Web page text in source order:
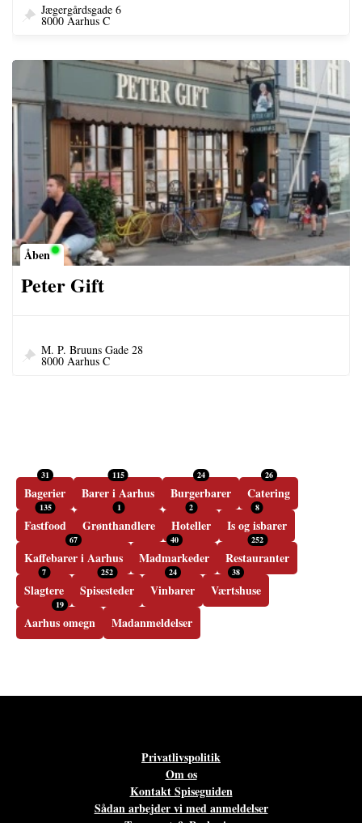
Jægergårdsgade 6
8000 Aarhus C
Åben
Peter Gift
M. P. Bruuns Gade 28
8000 Aarhus C
Bagerier
31
Barer i Aarhus
115
Burgerbarer
24
Catering
26
Fastfood
135
Grønthandlere
1
Hoteller
2
Is og isbarer
8
Kaffebarer i Aarhus
67
Madmarkeder
40
Restauranter
252
Slagtere
7
Spisesteder
252
Vinbarer
24
Værtshuse
38
Aarhus omegn
19
Madanmeldelser
Privatlivspolitik
Om os
Kontakt Spiseguiden
Sådan arbejder vi med anmeldelser